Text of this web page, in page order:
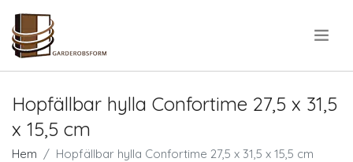
Hopfällbar hylla Confortime 27,5 x 31,5
x 15,5 cm
Hem Hopfällbar hylla Confortime 27,5 x 31,5 x 15,5 cm